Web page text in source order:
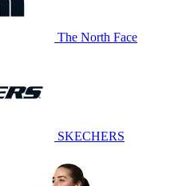
The North Face
SKECHERS